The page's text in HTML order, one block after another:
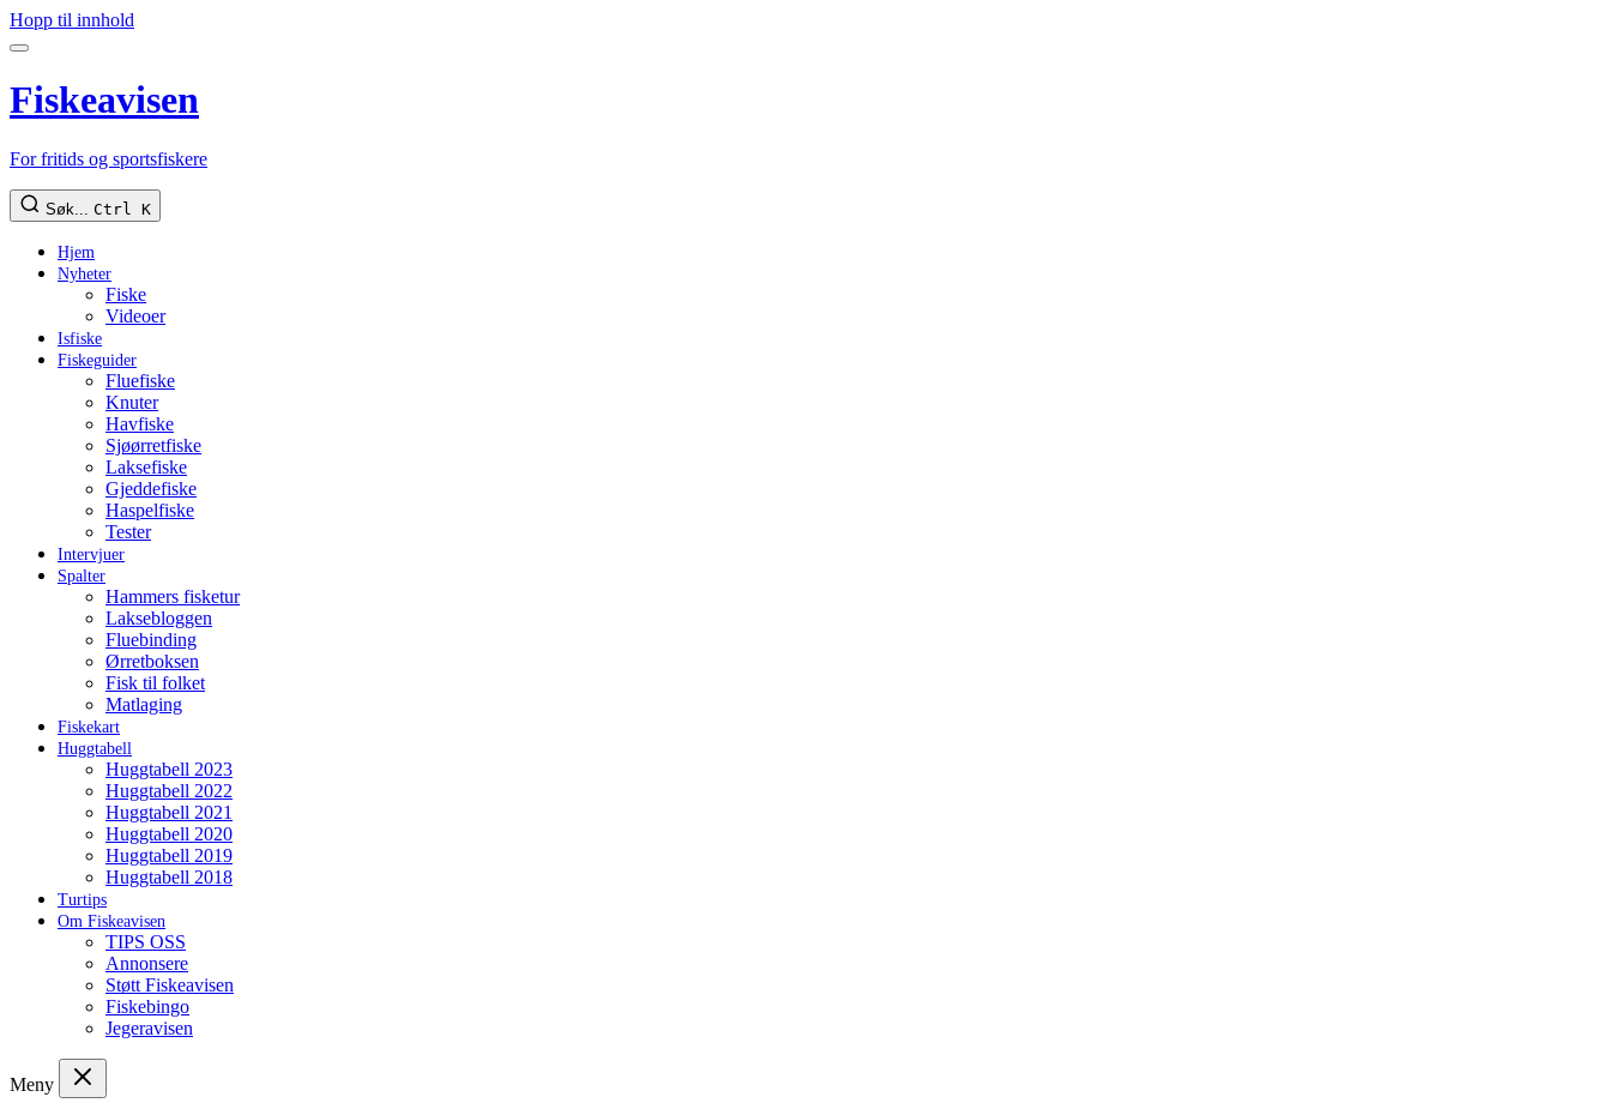
Hopp til innhold
Fiskeavisen
For fritids og sportsfiskere
Søk... Ctrl K
Hjem
Nyheter
Fiske
Videoer
Isfiske
Fiskeguider
Fluefiske
Knuter
Havfiske
Sjøørretfiske
Laksefiske
Gjeddefiske
Haspelfiske
Tester
Intervjuer
Spalter
Hammers fisketur
Laksebloggen
Fluebinding
Ørretboksen
Fisk til folket
Matlaging
Fiskekart
Huggtabell
Huggtabell 2023
Huggtabell 2022
Huggtabell 2021
Huggtabell 2020
Huggtabell 2019
Huggtabell 2018
Turtips
Om Fiskeavisen
TIPS OSS
Annonsere
Støtt Fiskeavisen
Fiskebingo
Jegeravisen
Meny